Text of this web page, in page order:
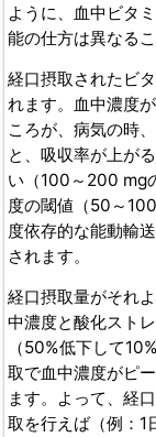
ように、血中ビタ
能の仕方は異なる
経口摂取されたビ
れます。血中濃度
ころが、病気の時
と、吸収率が上が
い（100～200 mg
度の閾値（50～
度依存的な能動輸
されます。
経口摂取量がそれ
中濃度と酸化スト
（50%低下して
取で血中濃度がピ
ます。よって、経
取を行えば（例：